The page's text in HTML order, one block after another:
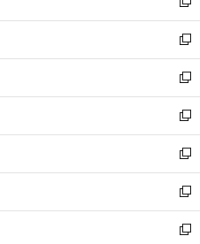
開
く
ウ
で
開
く
新
し
い
ウ
ィ
ン
ド
ウ
で
開
く
新
し
い
ウ
ィ
ン
ド
ウ
で
開
く
新
し
い
ウ
ィ
ン
ド
ウ
で
新
し
い
ウ
ィ
ン
ド
新
し
い
ウ
ィ
新
し
い
新